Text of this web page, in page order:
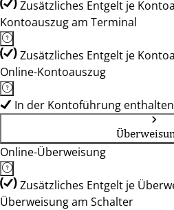
Zusätzliches Entgelt je
Kontoauszug am Terminal
Zusätzliches Entgelt je
Online-Kontoauszug
In der Kontoführung enthalten
Online-Überweisung
Zusätzliches Entgelt je
Überweisung am Schalter